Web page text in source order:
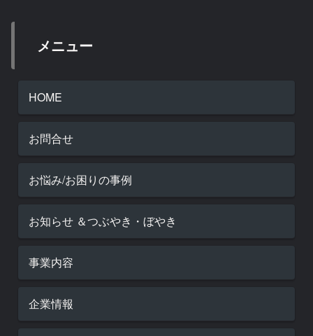
メニュー
HOME
お問合せ
お悩み/お困りの事例
お知らせ ＆つぶやき・ぼやき
事業内容
企業情報